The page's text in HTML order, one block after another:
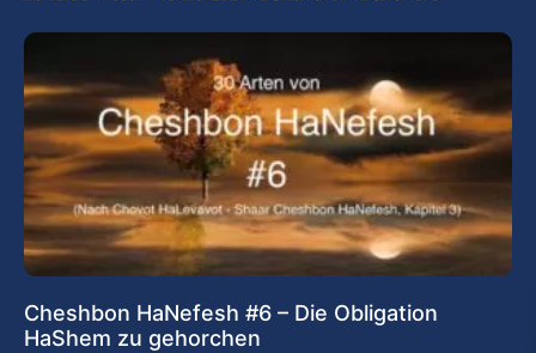
Cheshbon HaNefesh #6 – Die Obligation
HaShem zu gehorchen